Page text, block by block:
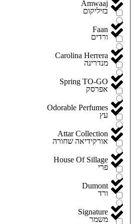
Amwaaj
Faan
Carolina Herrera
Spring TO-GO
Odorable Perfumes
Attar Collection
House Of Sillage
Dumont
Signature
בזיליקום
ורדים
מנדרינה
אפרסק
עץ
אורקידיאה שחורה
פרי
ורד
משמר